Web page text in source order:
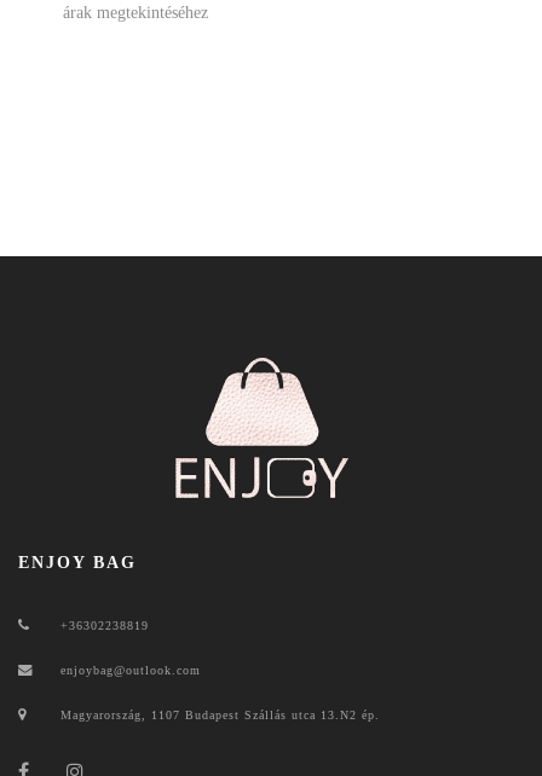
árak megtekintéséhez
ENJOY BAG
+36302238819
enjoybag@outlook.com
Magyarország, 1107 Budapest Szállás utca 13.N2 ép.